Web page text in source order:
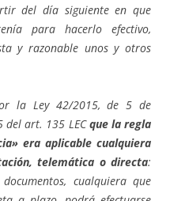
del día siguiente en que
para hacerlo efectivo,
y razonable unos y otros
la Ley 42/2015, de 5 de
del art. 135 LECque la regla
era aplicable cualquiera
telemática o directa:
cualquiera que